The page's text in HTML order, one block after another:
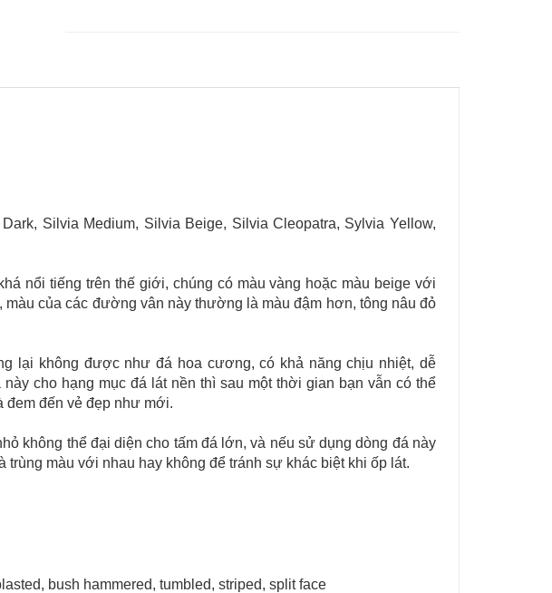
Silvia Medium, Silvia Beige, Silvia Cleopatra, Sylvia Yellow,
nổi tiếng trên thế giới, chúng có màu vàng hoặc màu beige với
của các đường vân này thường là màu đậm hơn, tông nâu đỏ
lại không được như đá hoa cương, có khả năng chịu nhiệt, dễ
cho hạng mục đá lát nền thì sau một thời gian bạn vẫn có thể
đến vẻ đẹp như mới.
không thể đại diện cho tấm đá lớn, và nếu sử dụng dòng đá này
màu với nhau hay không để tránh sự khác biệt khi ốp lát.
bush hammered, tumbled, striped, split face